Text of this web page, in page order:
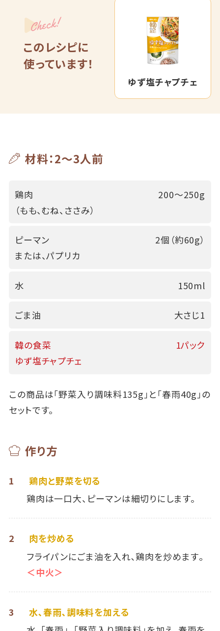
Check!
このレシピに
使っています！
ゆず塩チャプチェ
材料：2～3人前
鶏肉
（もも、むね、ささみ）
200～250g
ピーマン
または、パプリカ
2個（約60g）
水 150ml
ごま油 大さじ1
韓の食菜
ゆず塩チャプチェ
1パック
この商品は「野菜入り調味料135g」と「春雨40g」の
セットです。
作り方
1
鶏肉と野菜を切る
鶏肉は一口大、ピーマンは細切りにします。
2
肉を炒める
フライパンにごま油を入れ､鶏肉を炒めます｡
＜中火＞
3
水､春雨､調味料を加える